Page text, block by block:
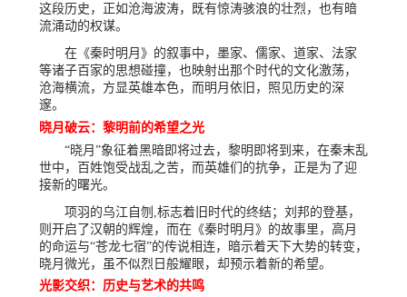
这段历史，正如沧海波涛，既有惊涛骇浪的壮烈，也有暗
流涌动的权谋。
在《秦时明月》的叙事中，墨家、儒家、道家、法家
等诸子百家的思想碰撞，也映射出那个时代的文化激荡，
沧海横流，方显英雄本色，而明月依旧，照见历史的深
邃。
晓月破云：黎明前的希望之光
“晓月”象征着黑暗即将过去，黎明即将到来，在秦末乱
世中，百姓饱受战乱之苦，而英雄们的抗争，正是为了迎
接新的曙光。
项羽的乌江自刎,标志着旧时代的终结；刘邦的登基，
则开启了汉朝的辉煌，而在《秦时明月》的故事里，高月
的命运与“苍龙七宿”的传说相连，暗示着天下大势的转变，
晓月微光，虽不似烈日般耀眼，却预示着新的希望。
光影交织：历史与艺术的共鸣